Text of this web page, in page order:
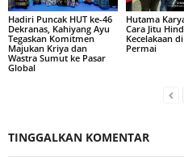
Hadiri Puncak HUT ke-46
Dekranas, Kahiyang Ayu
Tegaskan Komitmen
Majukan Kriya dan
Wastra Sumut ke Pasar
Global
Hutama
Cara Jitu
Kecelakaan
Permai
TINGGALKAN KOMENTAR